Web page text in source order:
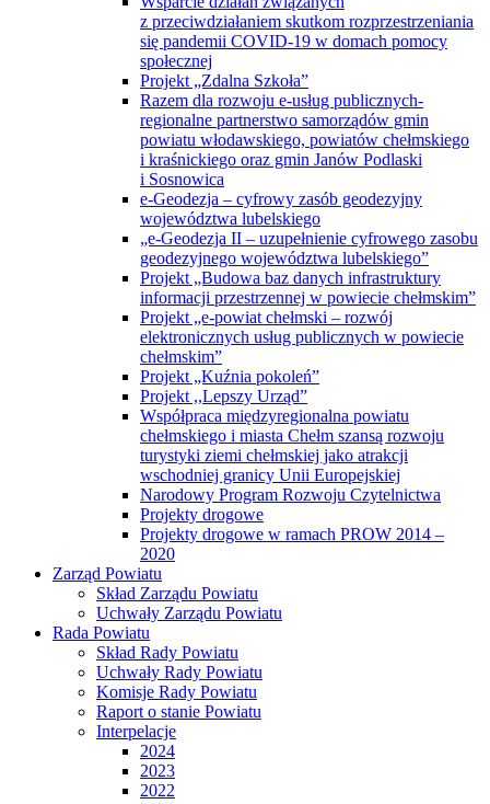
z przeciwdziałaniem skutkom rozprzestrzeniania
się pandemii COVID-19 w domach pomocy
społecznej
Projekt „Zdalna Szkoła”
Razem dla rozwoju e-usług publicznych-
regionalne partnerstwo samorządów gmin
powiatu włodawskiego, powiatów chełmskiego
i kraśnickiego oraz gmin Janów Podlaski
i Sosnowica
e-Geodezja – cyfrowy zasób geodezyjny
województwa lubelskiego
„e-Geodezja II – uzupełnienie cyfrowego zasobu
geodezyjnego województwa lubelskiego”
Projekt „Budowa baz danych infrastruktury
informacji przestrzennej w powiecie chełmskim”
Projekt „e-powiat chełmski – rozwój
elektronicznych usług publicznych w powiecie
chełmskim”
Projekt „Kuźnia pokoleń”
Projekt ,,Lepszy Urząd”
Współpraca międzyregionalna powiatu
chełmskiego i miasta Chełm szansą rozwoju
turystyki ziemi chełmskiej jako atrakcji
wschodniej granicy Unii Europejskiej
Narodowy Program Rozwoju Czytelnictwa
Projekty drogowe
Projekty drogowe w ramach PROW 2014 –
2020
Zarząd Powiatu
Skład Zarządu Powiatu
Uchwały Zarządu Powiatu
Rada Powiatu
Skład Rady Powiatu
Uchwały Rady Powiatu
Komisje Rady Powiatu
Raport o stanie Powiatu
Interpelacje
2024
2023
2022